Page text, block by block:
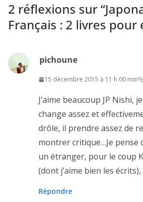
2 réflexions sur “
Français : 2 livres pour
pichoune
15 décembre 2015 à 11 h 00 min
J’aime beaucoup JP Nishi,
change assez et
drôle, il prendre assez de
montrer critique…Je pense
un étranger, pour le coup
(dont j’aime bien les
Répondre